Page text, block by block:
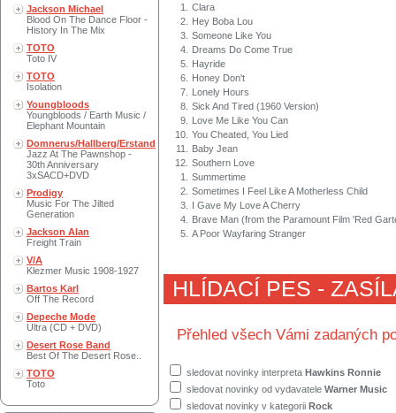
Jackson Michael
Blood On The Dance Floor -
History In The Mix
TOTO
Toto IV
TOTO
Isolation
Youngbloods
Youngbloods / Earth Music /
Elephant Mountain
Domnerus/Hallberg/Erstand
Jazz At The Pawnshop -
30th Anniversary
3xSACD+DVD
Prodigy
Music For The Jilted
Generation
Jackson Alan
Freight Train
V/A
Klezmer Music 1908-1927
Bartos Karl
Off The Record
Depeche Mode
Ultra (CD + DVD)
Desert Rose Band
Best Of The Desert Rose..
TOTO
Toto
1.
Clara
2.
Hey Boba Lou
3. Someone Like You
4.
Dreams Do Come True
5.
Hayride
6.
Honey Don't
7.
Lonely Hours
8. Sick And Tired (1960 Version)
9.
Love Me Like You Can
10. You Cheated, You Lied
11.
Baby Jean
12. Southern Love
1.
Summertime
2. Sometimes I Feel Like A Motherless Child
3.
I Gave My Love A Cherry
4.
Brave Man (from the Paramount Film 'Red
5. A Poor Wayfaring Stranger
HLÍDACÍ PES -
Přehled všech Vámi zadaných
sledovat novinky interpreta Hawkins Ronnie
sledovat novinky od vydavatele Warner Music
sledovat novinky v kategorii Rock